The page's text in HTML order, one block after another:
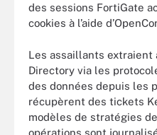
des sessions FortiGate
cookies à l’aide
Les assaillants extraient
Directory via les
des données depuis les
récupèrent des tickets
modèles de stratégies
opérations sont